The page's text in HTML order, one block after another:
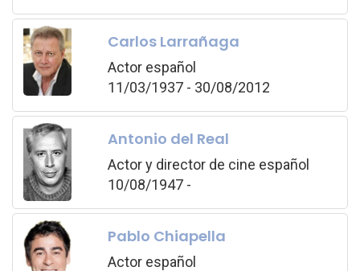
Carlos Larrañaga
Actor español
11/03/1937 - 30/08/2012
Antonio del Real
Actor y director de cine español
10/08/1947 -
Pablo Chiapella
Actor español